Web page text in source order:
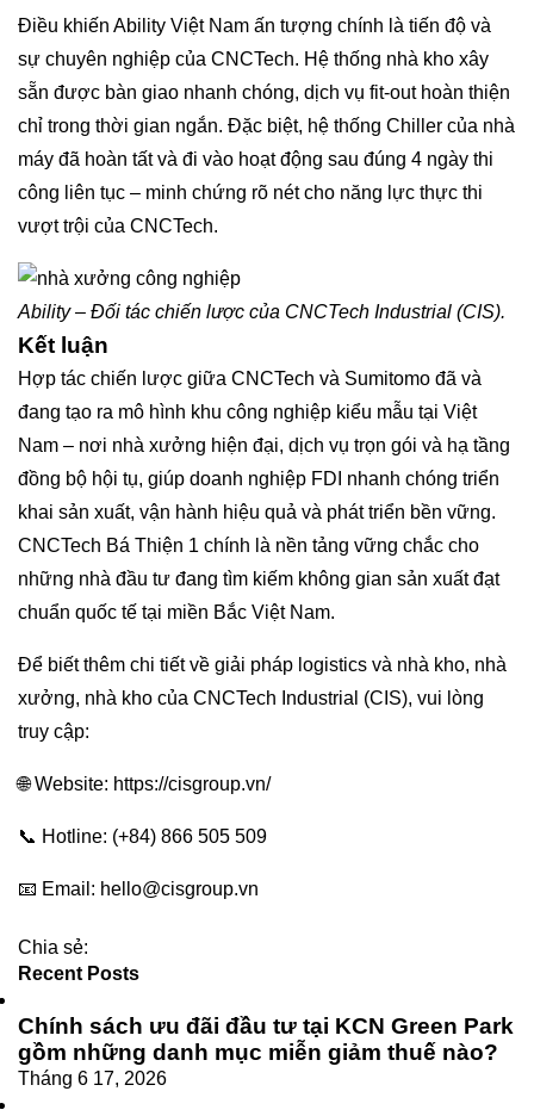
Điều khiến Ability Việt Nam ấn tượng chính là tiến độ và
sự chuyên nghiệp của CNCTech. Hệ thống nhà kho xây
sẵn được bàn giao nhanh chóng, dịch vụ fit-out hoàn thiện
chỉ trong thời gian ngắn. Đặc biệt, hệ thống Chiller của nhà
máy đã hoàn tất và đi vào hoạt động sau đúng 4 ngày thi
công liên tục – minh chứng rõ nét cho năng lực thực thi
vượt trội của CNCTech.
Ability – Đối tác chiến lược của CNCTech Industrial (CIS).
Kết luận
Hợp tác chiến lược giữa CNCTech và Sumitomo đã và
đang tạo ra mô hình khu công nghiệp kiểu mẫu tại Việt
Nam – nơi nhà xưởng hiện đại, dịch vụ trọn gói và hạ tầng
đồng bộ hội tụ, giúp doanh nghiệp FDI nhanh chóng triển
khai sản xuất, vận hành hiệu quả và phát triển bền vững.
CNCTech Bá Thiện 1 chính là nền tảng vững chắc cho
những nhà đầu tư đang tìm kiếm không gian sản xuất đạt
chuẩn quốc tế tại miền Bắc Việt Nam.
Để biết thêm chi tiết về giải pháp logistics và nhà kho, nhà
xưởng, nhà kho của CNCTech Industrial (CIS), vui lòng
truy cập:
🌐 Website: https://cisgroup.vn/
📞 Hotline: (+84) 866 505 509
📧 Email: hello@cisgroup.vn
Chia sẻ:
Recent Posts
Chính sách ưu đãi đầu tư tại KCN Green Park
gồm những danh mục miễn giảm thuế nào?
Tháng 6 17, 2026